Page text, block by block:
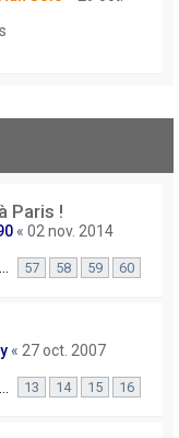
Paris !
« 02 nov. 2014
… 57 58 59 60
« 27 oct. 2007
13 14 15 16